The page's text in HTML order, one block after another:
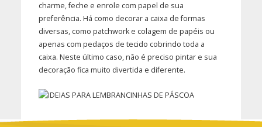
charme, feche e enrole com papel de sua
preferência. Há como decorar a caixa de formas
diversas, como patchwork e colagem de papéis ou
apenas com pedaços de tecido cobrindo toda a
caixa. Neste último caso, não é preciso pintar e sua
decoração fica muito divertida e diferente.